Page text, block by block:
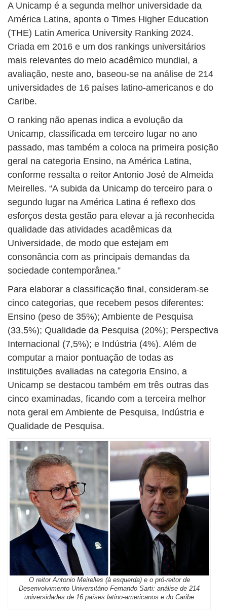
A Unicamp é a segunda melhor universidade da
América Latina, aponta o Times Higher Education
(THE) Latin America University Ranking 2024.
Criada em 2016 e um dos rankings universitários
mais relevantes do meio acadêmico mundial, a
avaliação, neste ano, baseou-se na análise de 214
universidades de 16 países latino-americanos e do
Caribe.
O ranking não apenas indica a evolução da
Unicamp, classificada em terceiro lugar no ano
passado, mas também a coloca na primeira posição
geral na categoria Ensino, na América Latina,
conforme ressalta o reitor Antonio José de Almeida
Meirelles. “A subida da Unicamp do terceiro para o
segundo lugar na América Latina é reflexo dos
esforços desta gestão para elevar a já reconhecida
qualidade das atividades acadêmicas da
Universidade, de modo que estejam em
consonância com as principais demandas da
sociedade contemporânea.”
Para elaborar a classificação final, consideram-se
cinco categorias, que recebem pesos diferentes:
Ensino (peso de 35%); Ambiente de Pesquisa
(33,5%); Qualidade da Pesquisa (20%); Perspectiva
Internacional (7,5%); e Indústria (4%). Além de
computar a maior pontuação de todas as
instituições avaliadas na categoria Ensino, a
Unicamp se destacou também em três outras das
cinco examinadas, ficando com a terceira melhor
nota geral em Ambiente de Pesquisa, Indústria e
Qualidade de Pesquisa.
O reitor Antonio Meirelles (à esquerda) e o pró-reitor de
Desenvolvimento Universitário Fernando Sarti: análise de 214
universidades de 16 países latino-americanos e do Caribe